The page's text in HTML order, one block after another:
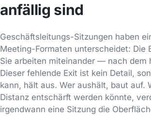
anfällig sind
Geschäftsleitungs-Sitzungen haben
Meeting-Formaten unterscheidet: Die
Sie arbeiten miteinander — nach dem
Dieser fehlende Exit ist kein Detail,
kann, hält aus. Wer aushält, baut auf.
Distanz entschärft werden könnte,
irgendwann eine Sitzung die